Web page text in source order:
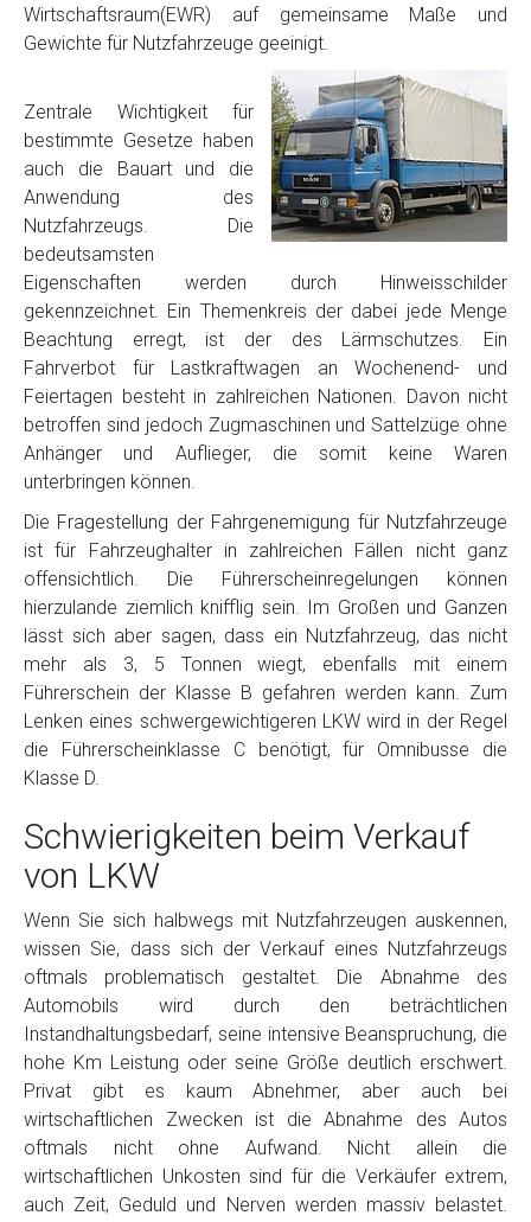
Wirtschaftsraum(EWR) auf gemeinsame Maße und
Gewichte für Nutzfahrzeuge geeinigt.
Zentrale Wichtigkeit für
bestimmte Gesetze haben
auch die Bauart und die
Anwendung des
Nutzfahrzeugs. Die
bedeutsamsten
Eigenschaften werden durch Hinweisschilder
gekennzeichnet. Ein Themenkreis der dabei jede Menge
Beachtung erregt, ist der des Lärmschutzes. Ein
Fahrverbot für Lastkraftwagen an Wochenend- und
Feiertagen besteht in zahlreichen Nationen. Davon nicht
betroffen sind jedoch Zugmaschinen und Sattelzüge ohne
Anhänger und Auflieger, die somit keine Waren
unterbringen können.
Die Fragestellung der Fahrgenemigung für Nutzfahrzeuge
ist für Fahrzeughalter in zahlreichen Fällen nicht ganz
offensichtlich. Die Führerscheinregelungen können
hierzulande ziemlich knifflig sein. Im Großen und Ganzen
lässt sich aber sagen, dass ein Nutzfahrzeug, das nicht
mehr als 3, 5 Tonnen wiegt, ebenfalls mit einem
Führerschein der Klasse B gefahren werden kann. Zum
Lenken eines schwergewichtigeren LKW wird in der Regel
die Führerscheinklasse C benötigt, für Omnibusse die
Klasse D.
Schwierigkeiten beim Verkauf
von LKW
Wenn Sie sich halbwegs mit Nutzfahrzeugen auskennen,
wissen Sie, dass sich der Verkauf eines Nutzfahrzeugs
oftmals problematisch gestaltet. Die Abnahme des
Automobils wird durch den beträchtlichen
Instandhaltungsbedarf, seine intensive Beanspruchung, die
hohe Km Leistung oder seine Größe deutlich erschwert.
Privat gibt es kaum Abnehmer, aber auch bei
wirtschaftlichen Zwecken ist die Abnahme des Autos
oftmals nicht ohne Aufwand. Nicht allein die
wirtschaftlichen Unkosten sind für die Verkäufer extrem,
auch Zeit, Geduld und Nerven werden massiv belastet.